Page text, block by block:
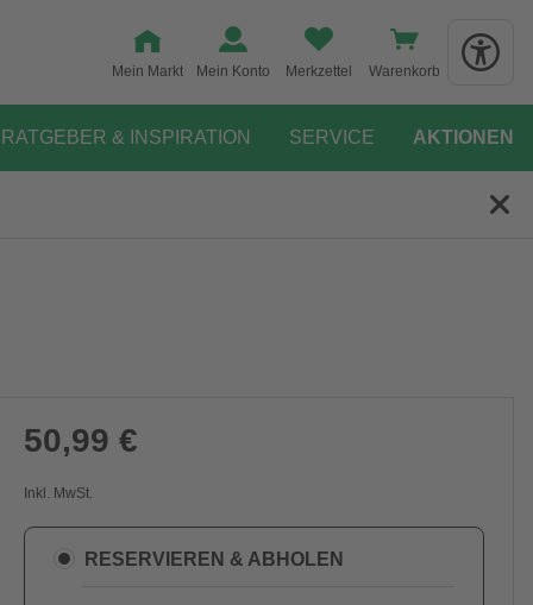
Mein Markt Mein Konto Merkzettel Warenkorb
RATGEBER & INSPIRATION SERVICE AKTIONEN
50,99 €
Inkl. MwSt.
RESERVIEREN & ABHOLEN